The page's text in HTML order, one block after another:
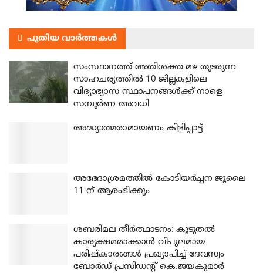
പുതിയ വാർത്തകൾ
സംസ്ഥാനത്ത് അതിശക്ത മഴ തുടരുന്ന
സാഹചര്യത്തിൽ 10 ജില്ലകളിലെ
വിദ്യാഭ്യാസ സ്ഥാപനങ്ങൾക്ക് നാളെ
സമ്പൂർണ അവധി
അദ്ധ്യാത്മരാമായണം കിളിപ്പാട്ട്
അഭേദാശ്രമത്തില്‍ കോടിയര്‍ച്ചന ജൂലൈ
11 ന് ആരംഭിക്കും
ശബരിമല തീര്‍ത്ഥാടനം: കൂടുതല്‍
കാര്യക്ഷമമാക്കാന്‍ വിപുലമായ
പരിഷ്‌കാരങ്ങള്‍ പ്രഖ്യാപിച്ച് ദേവസ്വം
ബോര്‍ഡ് പ്രസിഡന്റ് കെ.ജയകുമാര്‍